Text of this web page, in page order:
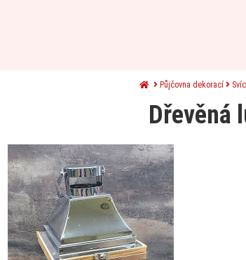
Půjčovna dekorací
Dřevěná